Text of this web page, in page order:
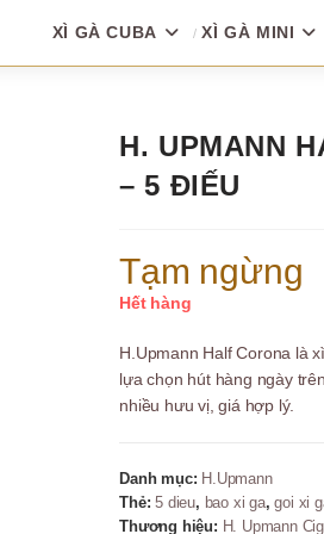
XÌ GÀ CUBA XÌ GÀ MINI
H. UPMANN
– 5 ĐIẾU
Tạm ngừng
Hết hàng
H.Upmann Half Corona là
lựa chọn hút hàng ngày
nhiều hưu vị, giá hợp lý.
Danh mục: H.Upmann
Thẻ:5 dieu, bao xi ga,goi xi
Thương hiệu: H. Upmann